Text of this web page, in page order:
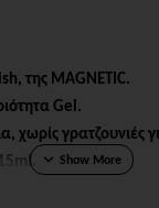
της MAGNETIC.
Gel.
χωρίς γρατζουνιές